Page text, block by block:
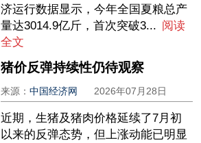
济运行数据显示，今年全国夏粮总产
量达3014.9亿斤，首次突破3... 阅读
全文
猪价反弹持续性仍待观察
来源：中国经济网 2026年07月28日
近期，生猪及猪肉价格延续了7月初
以来的反弹态势，但上涨动能已明显